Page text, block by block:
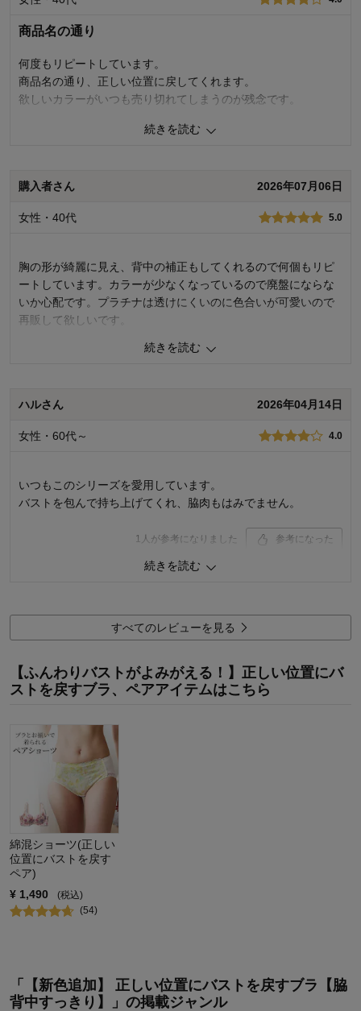
着心地･はき心地
購入商品：
お気に入りポイント： デザイン、サイズ、着心地
サイズ： 大きめ
商品名の通り
何度もリピートしています。
商品名の通り、正しい位置に戻してくれます。
欲しいカラーがいつも売り切れてしまうのが残念です。
人が参考になりました
着心地･はき心地
ミモザイエロー, Ｃ８０
続きを読む
購入者さん 2026年07月06日
女性・40代 5.0
胸の形が綺麗に見え、背中の補正もしてくれるので何個もリピ
ートしています。カラーが少なくなっているので廃盤にならな
いか心配です。プラチナは透けにくいのに色合いが可愛いので
再販して欲しいです。
人が参考になりました
着心地･はき心地
続きを読む
ハルさん 2026年04月14日
女性・60代～ 4.0
いつもこのシリーズを愛用しています。
バストを包んで持ち上げてくれ、脇肉もはみでません。
1 人が参考になりました 参考になった
購入商品： ピンクグレージュ, Ｄ７５
お気に入りポイント： デザイン、色、サイズ、着心地、素材・
品質
続きを読む
すべてのレビューを見る
【ふんわりバストがよみがえる！】正しい位置にバ
ストを戻すブラ、ペアアイテムはこちら
綿混ショーツ(正しい
位置にバストを戻す
ペア)
¥ 1,490
(税込)
(54)
「【新色追加】 正しい位置にバストを戻すブラ【脇
背中すっきり】」の掲載ジャンル